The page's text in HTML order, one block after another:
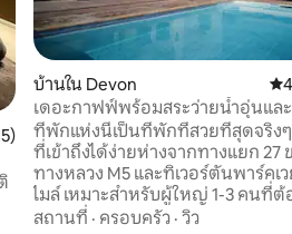
4.99 จาก 5, 615 รีวิว
บ้านใน Devon ค
เดอะกาฟฟ์พร้อมสระว่ายน้ำอุ่นแล
ที่พักแห่งนี้เป็นที่พักที่สวยที่สุดจริง
ที่เข้าถึงได้ง่ายห่างจากทางแยก 27
ทางหลวง M5 และทิเวอร์ตันพาร์คเ
ไมล์ เหมาะสำหรับผู้ใหญ่ 1-3 คนที่ต้องการ
สำรวจภาคตะวันตกเฉียงใต้ ทำสมา
สถานที่ · ครอบครัว · วิว